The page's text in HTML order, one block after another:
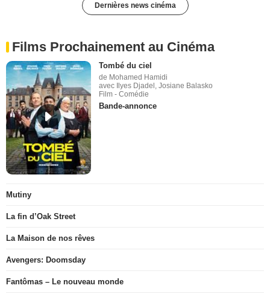
Dernières news cinéma
Films Prochainement au Cinéma
Tombé du ciel
de Mohamed Hamidi
avec Ilyes Djadel, Josiane Balasko
Film - Comédie
Bande-annonce
Mutiny
La fin d’Oak Street
La Maison de nos rêves
Avengers: Doomsday
Fantômas – Le nouveau monde